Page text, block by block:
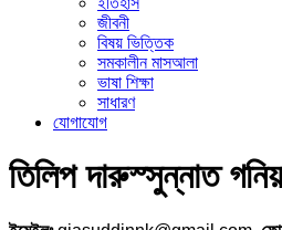
জীবনী
বিষয় ভিত্তিক
সমকালীন মাসআলা
ভাষা শিক্ষা
সাধারণ
যোগাযোগ
তিলিপ দারুস্সুন্নাত